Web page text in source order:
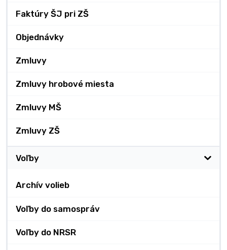
Faktúry ŠJ pri ZŠ
Objednávky
Zmluvy
Zmluvy hrobové miesta
Zmluvy MŠ
Zmluvy ZŠ
Voľby
Archív volieb
Voľby do samospráv
Voľby do NRSR